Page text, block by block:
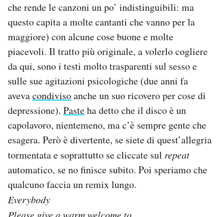
che rende le canzoni un po’ indistinguibili: ma
questo capita a molte cantanti che vanno per la
maggiore) con alcune cose buone e molte
piacevoli. Il tratto più originale, a volerlo cogliere
da qui, sono i testi molto trasparenti sul sesso e
sulle sue agitazioni psicologiche (due anni fa
avevacondivisoanche un suo ricovero per cose di
depressione). Pasteha detto che il disco è un
capolavoro, nientemeno, ma c’è sempre gente che
esagera. Però è divertente, se siete di quest’allegria
tormentata e soprattutto se cliccate sul repeat
automatico, se no finisce subito. Poi speriamo che
qualcuno faccia un remix lungo.
Everybody